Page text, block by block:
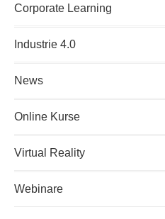
Corporate Learning
Industrie 4.0
News
Online Kurse
Virtual Reality
Webinare